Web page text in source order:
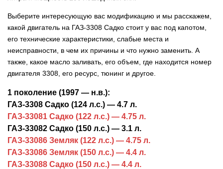
Выберите интересующую вас модификацию и мы расскажем,
какой двигатель на ГАЗ-3308 Садко стоит у вас под капотом,
его технические характеристики, слабые места и
неисправности, в чем их причины и что нужно заменить. А
также, какое масло заливать, его объем, где находится номер
двигателя 3308, его ресурс, тюнинг и другое.
1 поколение (1997 — н.в.):
ГАЗ-3308 Садко (124 л.с.) — 4.7 л.
ГАЗ-33081 Садко (122 л.с.) — 4.75 л.
ГАЗ-33082 Садко (150 л.с.) — 3.1 л.
ГАЗ-33086 Земляк (122 л.с.) — 4.75 л.
ГАЗ-33086 Земляк (150 л.с.) — 4.4 л.
ГАЗ-33088 Садко (150 л.с.) — 4.4 л.